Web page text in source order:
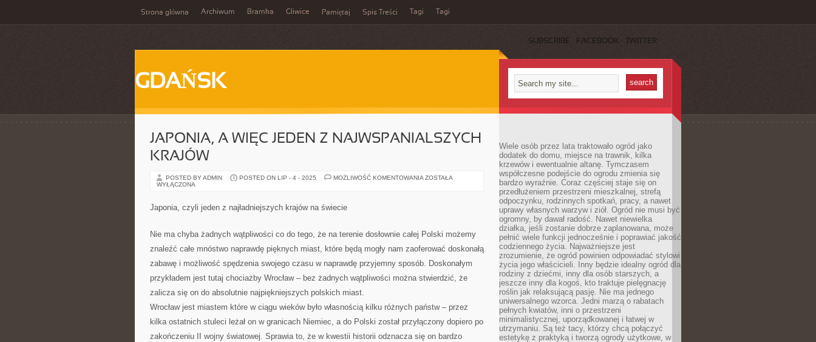
Strona główna Archiwum Bramka Gliwice Pamiętaj Spis Treści Tagi Tagi
SUBSCRIBE FACEBOOK TWITTER
GDAŃSK
JAPONIA, A WIĘC JEDEN Z NAJWSPANIALSZYCH
KRAJÓW
POSTED BY ADMIN POSTED ON LIP - 4 - 2025 MOŻLIWOŚĆ KOMENTOWANIA JAPONIA,
ZOSTAŁA
WYŁĄCZONA
Japonia, czyli jeden z najładniejszych krajów na świecie
Nie ma chyba żadnych wątpliwości co do tego, że na terenie dosłownie całej Polski możemy
znaleźć całe mnóstwo naprawdę pięknych miast, które będą mogły nam zaoferować doskonałą
zabawę i możliwość spędzenia swojego czasu w naprawdę przyjemny sposób. Doskonałym
przykładem jest tutaj chociażby Wrocław – bez żadnych wątpliwości można stwierdzić, że
zalicza się on do absolutnie najpiękniejszych polskich miast.
Wrocław jest miastem które w ciągu wieków było własnością kilku różnych państw – przez
kilka ostatnich stuleci leżał on w granicach Niemiec, a do Polski został przyłączony dopiero po
zakończeniu II wojny światowej. Sprawia to, że w kwestii historii odznacza się on bardzo
Wiele osób przez lata traktowało ogród jako
dodatek do domu, miejsce na trawnik, kilka
krzewów i ewentualnie altanę. Tymczasem
współczesne podejście do ogrodu zmienia się
bardzo wyraźnie. Coraz częściej staje się on
przedłużeniem przestrzeni mieszkalnej, strefą
odpoczynku, rodzinnych spotkań, pracy, a nawet
uprawy własnych warzyw i ziół. Ogród nie musi być
ogromny, by dawał radość. Nawet niewielka
działka, jeśli zostanie dobrze zaplanowana, może
pełnić wiele funkcji jednocześnie i poprawiać jakość
codziennego życia. Najważniejsze jest
zrozumienie, że ogród powinien odpowiadać stylowi
życia jego właścicieli. Inny będzie idealny ogród dla
rodziny z dziećmi, inny dla osób starszych, a
jeszcze inny dla kogoś, kto traktuje pielęgnację
roślin jak relaksującą pasję. Nie ma jednego
uniwersalnego wzorca. Jedni marzą o rabatach
pełnych kwiatów, inni o przestrzeni
minimalistycznej, uporządkowanej i łatwej w
utrzymaniu. Są też tacy, którzy chcą połączyć
estetykę z praktyką i tworzą ogrody użytkowe, w